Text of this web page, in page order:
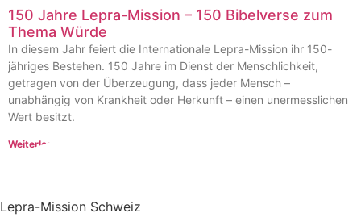
150 Jahre Lepra-Mission – 150 Bibelverse zum
Thema Würde
In diesem Jahr feiert die Internationale Lepra-Mission ihr 150-
jähriges Bestehen. 150 Jahre im Dienst der Menschlichkeit,
getragen von der Überzeugung, dass jeder Mensch –
unabhängig von Krankheit oder Herkunft – einen unermesslichen
Wert besitzt.
Weiterlesen »
Lepra-Mission Schweiz